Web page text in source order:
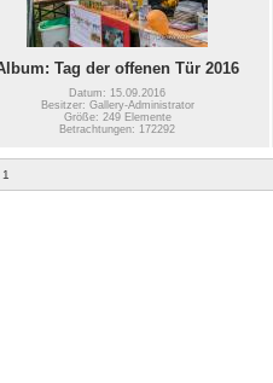
Tag der offenen Tür 2016
Datum: 15.09.2016
Besitzer: Gallery-Administrator
Größe: 249 Elemente
Betrachtungen: 172292
1